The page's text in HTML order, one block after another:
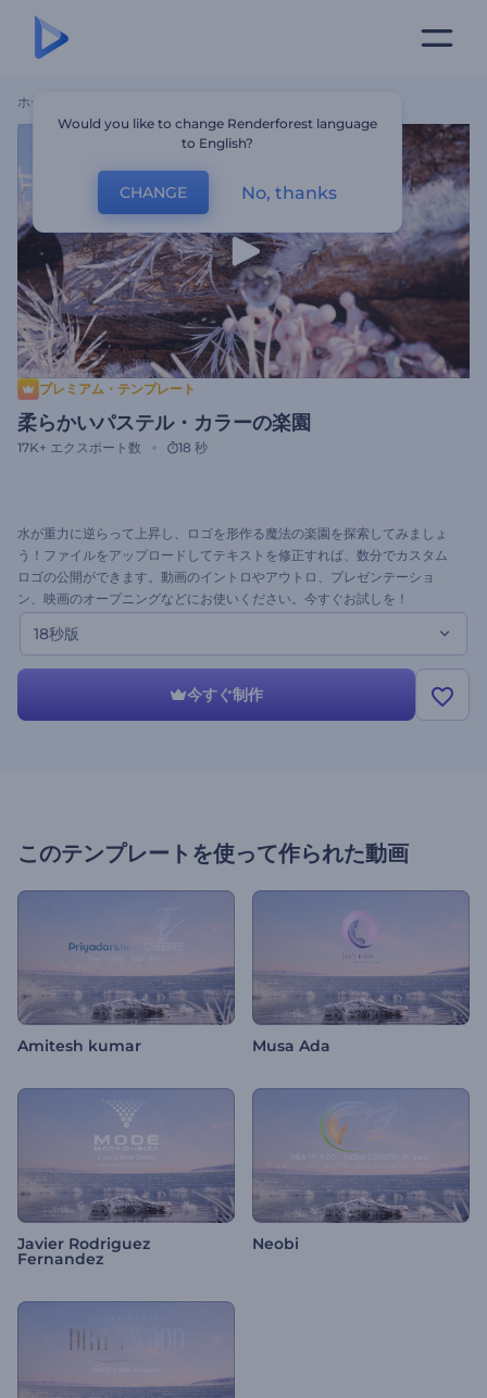
ホーム
プレミアム・テンプレート
柔らかいパステル・カラーの楽園
17K+ エクスポート数 18 秒
水が重力に逆らって上昇し、ロゴを形作る魔法の楽園を探索してみましょ
う！ファイルをアップロードしてテキストを修正すれば、数分でカスタム
ロゴの公開ができます。動画のイントロやアウトロ、プレゼンテーショ
ン、映画のオープニングなどにお使いください。今すぐお試しを！
18秒版
今すぐ制作
このテンプレートを使って作られた動画
Amitesh kumar Musa Ada
Javier Rodriguez
Fernandez
Neobi
Would you like to change Renderforest language
to English?
CHANGE No, thanks